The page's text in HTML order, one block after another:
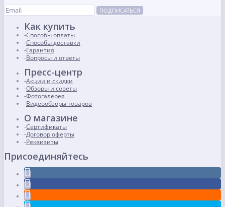
ПОДПИСАТЬСЯ
Как купить
Способы оплаты
Способы доставки
Гарантия
Вопросы и ответы
Пресс-центр
Акции и скидки
Обзоры и советы
Фотогалерея
Видеообзоры товаров
О магазине
Сертификаты
Договор оферты
Реквизиты
Присоединяйтесь